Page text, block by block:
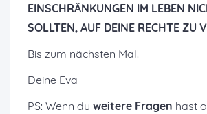
EINSCHRÄNKUNGEN IM LEBEN
SOLLTEN, AUF DEINE RECHTE ZU
Bis zum nächsten Mal!
Deine Eva
PS: Wenn du weitere Fragen hast